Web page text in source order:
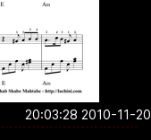
2010-11-20